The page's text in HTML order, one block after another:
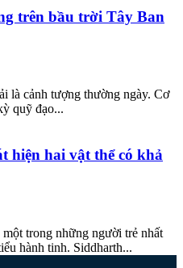
trên bầu trời Tây Ban
là cảnh tượng thường ngày. Cơ
quỹ đạo...
hiện hai vật thể có khả
trong những người trẻ nhất
hành tinh. Siddharth...